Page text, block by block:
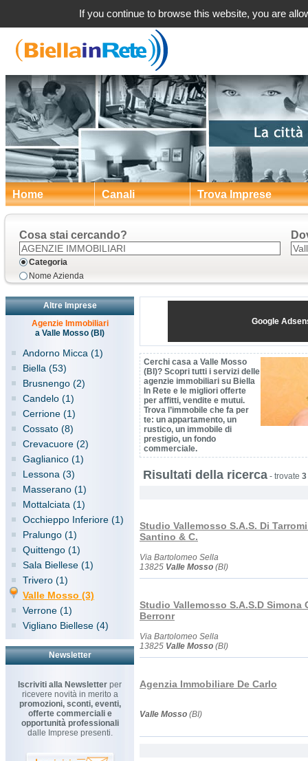
Home Canali Trova Imprese
Cosa stai cercando?
Categoria
Nome Azienda
Altre Imprese
Agenzie Immobiliari
a Valle Mosso (BI)
Andorno Micca (1)
Biella (53)
Brusnengo (2)
Candelo (1)
Cerrione (1)
Cossato (8)
Crevacuore (2)
Gaglianico (1)
Lessona (3)
Masserano (1)
Mottalciata (1)
Occhieppo Inferiore (1)
Pralungo (1)
Quittengo (1)
Sala Biellese (1)
Trivero (1)
Valle Mosso (3)
Verrone (1)
Vigliano Biellese (4)
Newsletter
Iscriviti alla Newsletter per
ricevere novità in merito a
promozioni, sconti, eventi,
offerte commerciali e
opportunità professionali
dalle Imprese presenti.
Google
Cerchi casa a Valle Mosso
(BI)? Scopri tutti i servizi delle
agenzie immobiliari su Biella
In Rete e le migliori offerte
per affitti, vendite e mutui.
Trova l’immobile che fa per
te: un appartamento, un
rustico, un immobile di
prestigio, un fondo
commerciale.
Risultati della ricerca - trovate 3
Studio Vallemosso S.A.S. Di
Santino & C.
Via Bartolomeo Sella
13825 Valle Mosso (BI)
Studio Vallemosso S.A.S.D Simona
Berronr
Via Bartolomeo Sella
13825 Valle Mosso (BI)
Agenzia Immobiliare De Carlo
Valle Mosso (BI)
If you continue to browse this website, you are